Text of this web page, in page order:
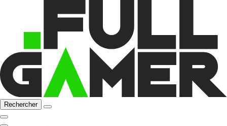
Rechercher